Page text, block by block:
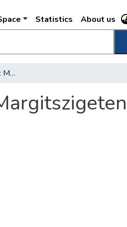
Statistics About us
Emlékművek, díszkutak : Madách-szobor a Margitszigeten